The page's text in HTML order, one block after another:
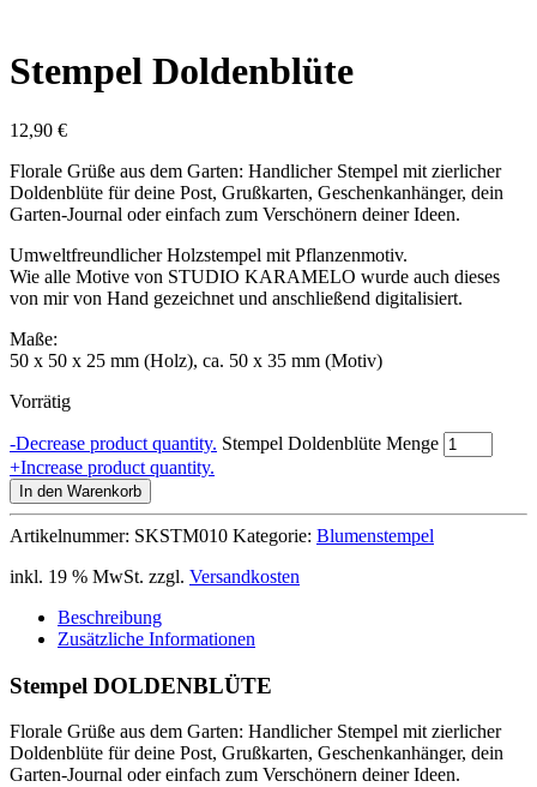
Stempel Doldenblüte
12,90 €
Florale Grüße aus dem Garten: Handlicher Stempel mit zierlicher
Doldenblüte für deine Post, Grußkarten, Geschenkanhänger, dein
Garten-Journal oder einfach zum Verschönern deiner Ideen.
Umweltfreundlicher Holzstempel mit Pflanzenmotiv.
Wie alle Motive von STUDIO KARAMELO wurde auch dieses
von mir von Hand gezeichnet und anschließend digitalisiert.
Maße:
50 x 50 x 25 mm (Holz), ca. 50 x 35 mm (Motiv)
Vorrätig
-Decrease product quantity. Stempel Doldenblüte Menge
+Increase product quantity.
In den Warenkorb
Artikelnummer: SKSTM010 Kategorie: Blumenstempel
inkl. 19 % MwSt. zzgl. Versandkosten
Beschreibung
Zusätzliche Informationen
Stempel DOLDENBLÜTE
Florale Grüße aus dem Garten: Handlicher Stempel mit zierlicher
Doldenblüte für deine Post, Grußkarten, Geschenkanhänger, dein
Garten-Journal oder einfach zum Verschönern deiner Ideen.